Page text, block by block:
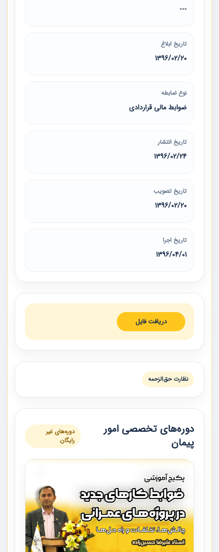
---
تاریخ ابلاغ
1396/02/20
نوع ضابطه
ضوابط مالی قراردادی
تاریخ انتشار
1396/02/24
تاریخ تصویب
1396/02/20
تاریخ اجرا
1396/04/01
دریافت فایل
نظارت حق‌الزحمه
دوره‌های تخصصی امور
پیمان
دوره‌های غیر
رایگان